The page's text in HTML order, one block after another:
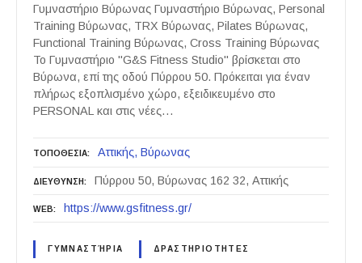
Γυμναστήριο Βύρωνας Γυμναστήριο Βύρωνας, Personal
Training Βύρωνας, TRX Βύρωνας, Pilates Βύρωνας,
Functional Training Βύρωνας, Cross Training Βύρωνας
Το Γυμναστήριο "G&S Fitness Studio" βρίσκεται στο
Βύρωνα, επί της οδού Πύρρου 50. Πρόκειται για έναν
πλήρως εξοπλισμένο χώρο, εξειδικευμένο στο
PERSONAL και στις νέες…
ΤΟΠΟΘΕΣΙΑ Αττικής Βύρωνας
ΔΙΕΥΘΥΝΣΗ Πύρρου 50, Βύρωνας 162 32, Αττικής
WEB https://www.gsfitness.gr/
ΓΥΜΝΑΣΤΉΡΙΑ ΔΡΑΣΤΗΡΙΟΤΗΤΕΣ